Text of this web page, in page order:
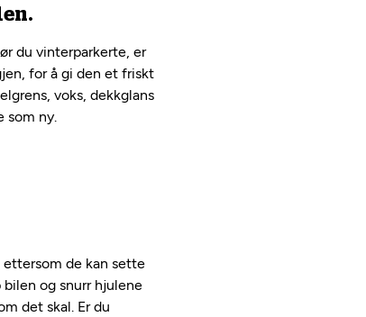
du vinterparkerte, er
for å gi den et friskt
voks, dekkglans
som ny.
de kan sette
og snurr hjulene
det skal. Er du